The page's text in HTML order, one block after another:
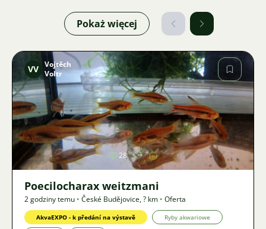
Pokaż więcej
Zdjęcie
VV Vojtěch
Voltr
28
Poecilocharax weitzmani
2 godziny temu • České Budějovice,? km • Oferta
AkvaEXPO - k předání na výstavě Ryby akwariowe